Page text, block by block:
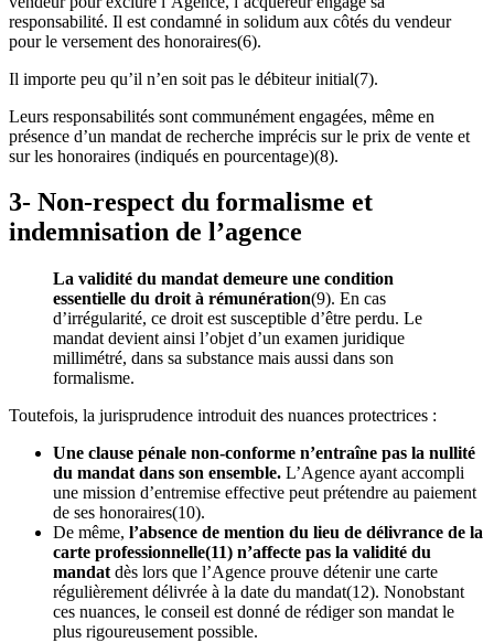
responsabilité. Il est condamné in solidum aux côtés du vendeur
pour le versement des honoraires(6).
Il importe peu qu’il n’en soit pas le débiteur initial(7).
Leurs responsabilités sont communément engagées, même en
présence d’un mandat de recherche imprécis sur le prix de vente et
sur les honoraires (indiqués en pourcentage)(8).
3- Non-respect du formalisme et
indemnisation de l’agence
La validité du mandat demeure une condition
essentielle du droit à rémunération(9). En cas
d’irrégularité, ce droit est susceptible d’être perdu. Le
mandat devient ainsi l’objet d’un examen juridique
millimétré, dans sa substance mais aussi dans son
formalisme.
Toutefois, la jurisprudence introduit des nuances protectrices :
Une clause pénale non-conforme n’entraîne pas la nullité
du mandat dans son ensemble. L’Agence ayant accompli
une mission d’entremise effective peut prétendre au paiement
de ses honoraires(10).
De même, l’absence de mention du lieu de délivrance de la
carte professionnelle(11) n’affecte pas la validité du
mandat dès lors que l’Agence prouve détenir une carte
régulièrement délivrée à la date du mandat(12). Nonobstant
ces nuances, le conseil est donné de rédiger son mandat le
plus rigoureusement possible.